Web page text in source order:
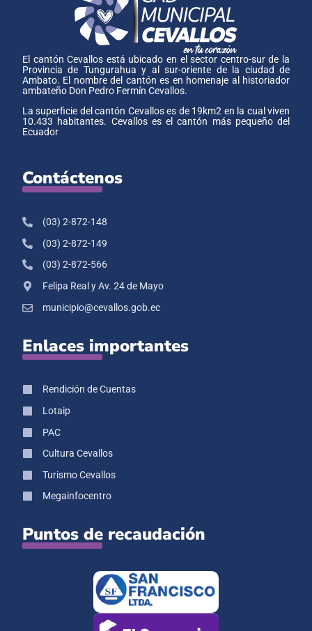
El cantón Cevallos está ubicado en el sector centro-sur de la
Provincia de Tungurahua y al sur-oriente de la ciudad de
Ambato. El nombre del cantón es en homenaje al historiador
ambateño Don Pedro Fermín Cevallos.
La superficie del cantón Cevallos es de 19km2 en la cual viven
10.433 habitantes. Cevallos es el cantón más pequeño del
Ecuador
Contáctenos
(03) 2-872-148
(03) 2-872-149
(03) 2-872-566
Felipa Real y Av. 24 de Mayo
municipio@cevallos.gob.ec
Enlaces importantes
Rendición de Cuentas
Lotaip
PAC
Cultura Cevallos
Turismo Cevallos
Megainfocentro
Puntos de recaudación